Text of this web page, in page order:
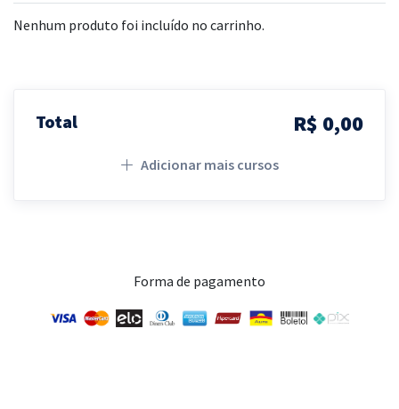
Nenhum produto foi incluído no carrinho.
Total R$ 0,00
Adicionar mais cursos
Forma de pagamento